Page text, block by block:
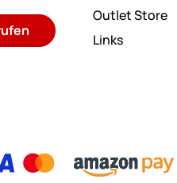
Outlet Store
Links